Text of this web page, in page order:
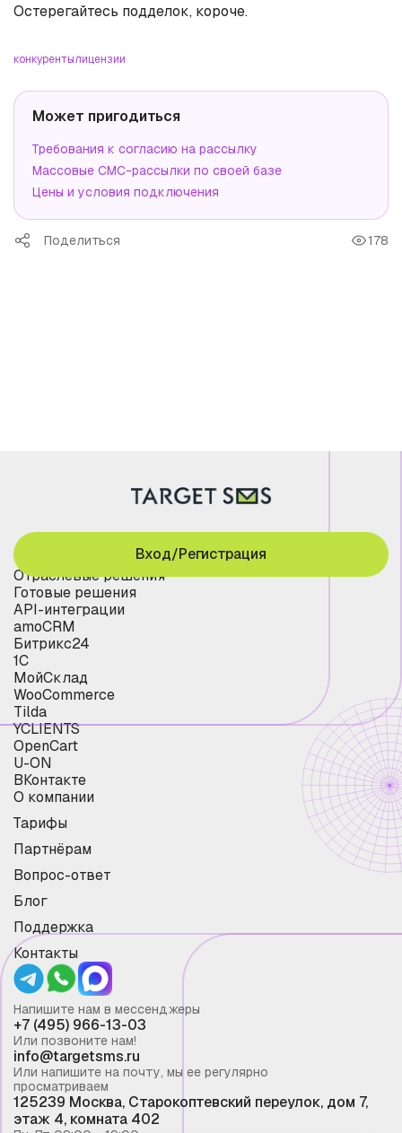
Остерегайтесь подделок, короче.
конкурентылицензии
Может пригодиться
Требования к согласию на рассылку
Массовые СМС-рассылки по своей базе
Цены и условия подключения
Поделиться 178
Отраслевые решения
Готовые решения
API-интеграции
amoCRM
Битрикс24
1С
МойСклад
WooCommerce
Tilda
YCLIENTS
OpenCart
U-ON
ВКонтакте
О компании
Тарифы
Партнёрам
Вопрос-ответ
Блог
Поддержка
Контакты
Вход/Регистрация
Напишите нам в мессенджеры
+7 (495) 966-13-03
Или позвоните нам!
info@targetsms.ru
Или напишите на почту, мы ее регулярно
просматриваем
125239 Москва, Старокоптевский переулок, дом 7,
этаж 4, комната 402